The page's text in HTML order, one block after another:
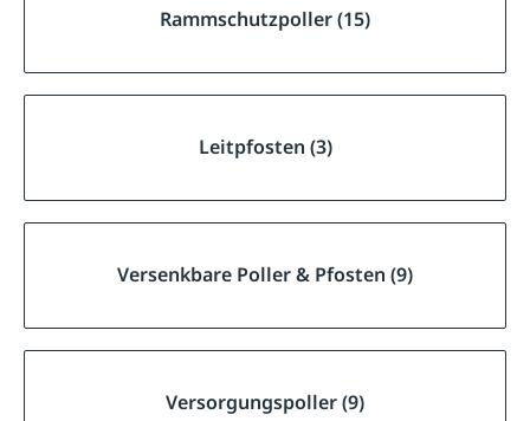
Rammschutzpoller (15)
Leitpfosten (3)
Versenkbare Poller & Pfosten (9)
Versorgungspoller (9)